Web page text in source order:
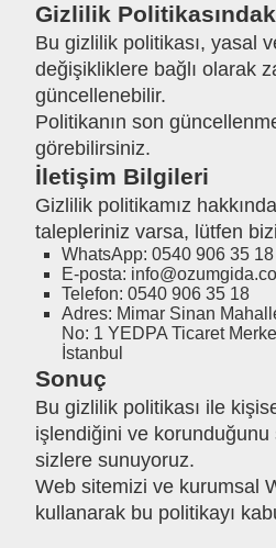
Gizlilik
Bu gizlilik politikası, yasal
değişikliklere bağlı olarak
güncellenebilir.
Politikanın son
görebilirsiniz.
İletişim Bilgileri
Gizlilik politikamız
talepleriniz varsa, lütfen
WhatsApp: 0540 906 35 18
E-posta:
Telefon: 0540 906 35 18
Adres: Mimar Sinan
No: 1 YEDPA Ticaret
İstanbul
Sonuç
Bu gizlilik politikası ile
işlendiğini ve
sizlere sunuyoruz.
Web sitemizi ve kurumsal
kullanarak bu politikayı